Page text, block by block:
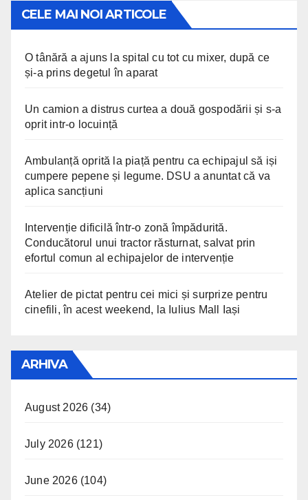
CELE MAI NOI ARTICOLE
O tânără a ajuns la spital cu tot cu mixer, după ce
și-a prins degetul în aparat
Un camion a distrus curtea a două gospodării și s-a
oprit intr-o locuință
Ambulanță oprită la piață pentru ca echipajul să iși
cumpere pepene și legume. DSU a anuntat că va
aplica sancțiuni
Intervenție dificilă într-o zonă împădurită.
Conducătorul unui tractor răsturnat, salvat prin
efortul comun al echipajelor de intervenție
Atelier de pictat pentru cei mici și surprize pentru
cinefili, în acest weekend, la Iulius Mall Iași
ARHIVA
August 2026 (34)
July 2026(121)
June 2026(104)